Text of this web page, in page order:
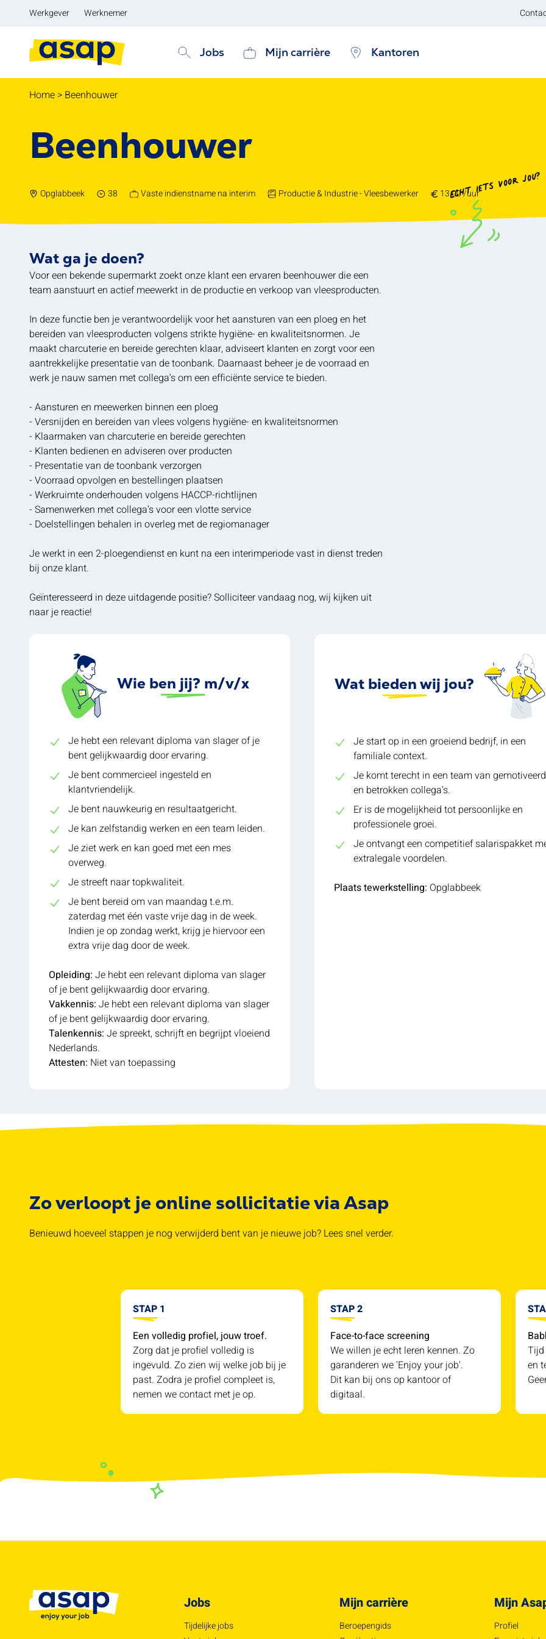
Werkgever Werknemer
Jobs Mijn carrière Kantoren
Home > Beenhouwer
Beenhouwer
Opglabbeek 38 Vaste indienstname na interim Productie & Industrie - Vleesbewerker 13.00 /uur
Echt iets voor jou?
Wat ga je doen?
Voor een bekende supermarkt zoekt onze klant een ervaren beenhouwer die een
team aanstuurt en actief meewerkt in de productie en verkoop van vleesproducten.
In deze functie ben je verantwoordelijk voor het aansturen van een ploeg en het
bereiden van vleesproducten volgens strikte hygiëne- en kwaliteitsnormen. Je
maakt charcuterie en bereide gerechten klaar, adviseert klanten en zorgt voor een
aantrekkelijke presentatie van de toonbank. Daarnaast beheer je de voorraad en
werk je nauw samen met collega’s om een efficiënte service te bieden.
- Aansturen en meewerken binnen een ploeg
- Versnijden en bereiden van vlees volgens hygiëne- en kwaliteitsnormen
- Klaarmaken van charcuterie en bereide gerechten
- Klanten bedienen en adviseren over producten
- Presentatie van de toonbank verzorgen
- Voorraad opvolgen en bestellingen plaatsen
- Werkruimte onderhouden volgens HACCP-richtlijnen
- Samenwerken met collega’s voor een vlotte service
- Doelstellingen behalen in overleg met de regiomanager
Je werkt in een 2-ploegendienst en kunt na een interimperiode vast in dienst treden
bij onze klant.
Geïnteresseerd in deze uitdagende positie? Solliciteer vandaag nog, wij kijken uit
naar je reactie!
Wie ben jij? m/v/x
Je hebt een relevant diploma van slager of je
bent gelijkwaardig door ervaring.
Je bent commercieel ingesteld en
klantvriendelijk.
Je bent nauwkeurig en resultaatgericht.
Je kan zelfstandig werken en een team leiden.
Je ziet werk en kan goed met een mes
overweg.
Je streeft naar topkwaliteit.
Je bent bereid om van maandag t.e.m.
zaterdag met één vaste vrije dag in de week.
Indien je op zondag werkt, krijg je hiervoor een
extra vrije dag door de week.
Opleiding: Je hebt een relevant diploma van slager
of je bent gelijkwaardig door ervaring.
Vakkennis: Je hebt een relevant diploma van slager
of je bent gelijkwaardig door ervaring.
Talenkennis: Je spreekt, schrijft en begrijpt vloeiend
Nederlands.
Attesten: Niet van toepassing
Wat bieden wij jou?
Je start op in een groeiend bedrijf, in een
familiale context.
Je komt terecht in een team van
en betrokken collega's.
Er is de mogelijkheid tot persoonlijke en
professionele groei.
Je ontvangt een competitief salarispakket
extralegale voordelen.
Plaats tewerkstelling: Opglabbeek
Zo verloopt je online sollicitatie via Asap
Benieuwd hoeveel stappen je nog verwijderd bent van je nieuwe job? Lees snel verder.
STAP 1
Een volledig profiel, jouw troef.
Zorg dat je profiel volledig is
ingevuld. Zo zien wij welke job bij je
past. Zodra je profiel compleet is,
nemen we contact met je op.
STAP 2
Face-to-face screening
We willen je echt leren kennen. Zo
garanderen we 'Enjoy your job'.
Dit kan bij ons op kantoor of
digitaal.
Tijd
en
Jobs
Tijdelijke jobs
Mijn carrière
Beroepengids
Mijn
Profiel